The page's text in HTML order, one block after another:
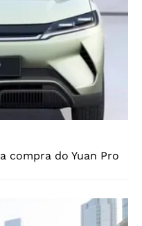
compra do Yuan Pro